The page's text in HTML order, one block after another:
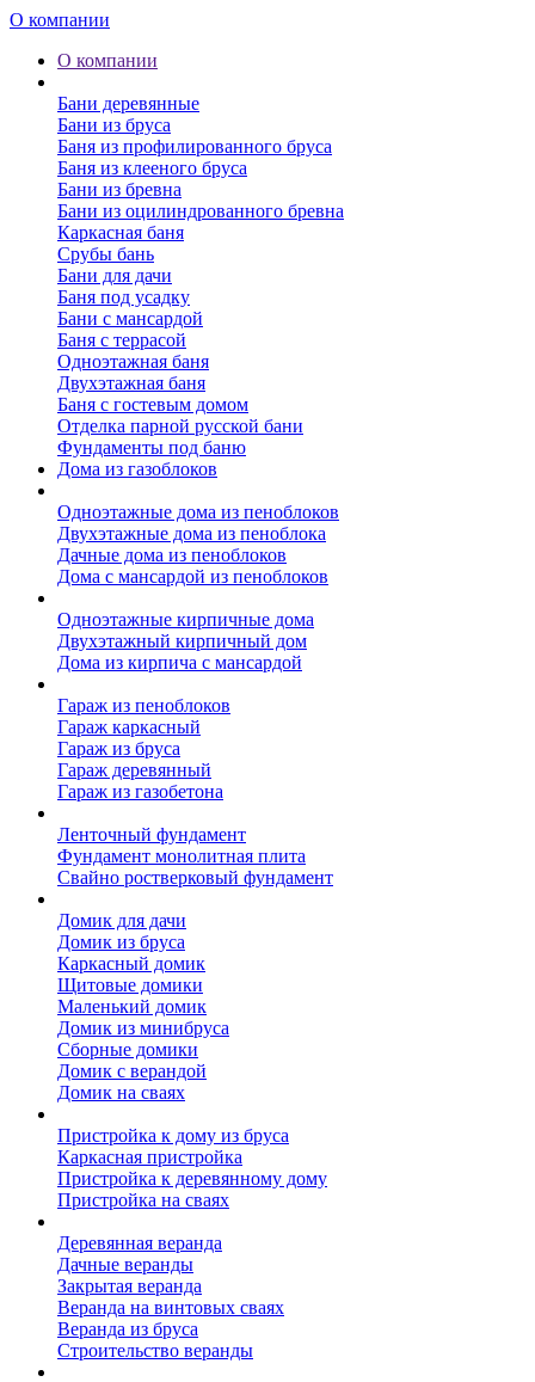
О компании
О компании
Бани деревянные
Бани из бруса
Баня из профилированного бруса
Баня из клееного бруса
Бани из бревна
Бани из оцилиндрованного бревна
Каркасная баня
Срубы бань
Бани для дачи
Баня под усадку
Бани с мансардой
Баня с террасой
Одноэтажная баня
Двухэтажная баня
Баня с гостевым домом
Отделка парной русской бани
Фундаменты под баню
Дома из газоблоков
Одноэтажные дома из пеноблоков
Двухэтажные дома из пеноблока
Дачные дома из пеноблоков
Дома с мансардой из пеноблоков
Одноэтажные кирпичные дома
Двухэтажный кирпичный дом
Дома из кирпича с мансардой
Гараж из пеноблоков
Гараж каркасный
Гараж из бруса
Гараж деревянный
Гараж из газобетона
Ленточный фундамент
Фундамент монолитная плита
Свайно ростверковый фундамент
Домик для дачи
Домик из бруса
Каркасный домик
Щитовые домики
Маленький домик
Домик из минибруса
Сборные домики
Домик с верандой
Домик на сваях
Пристройка к дому из бруса
Каркасная пристройка
Пристройка к деревянному дому
Пристройка на сваях
Деревянная веранда
Дачные веранды
Закрытая веранда
Веранда на винтовых сваях
Веранда из бруса
Строительство веранды